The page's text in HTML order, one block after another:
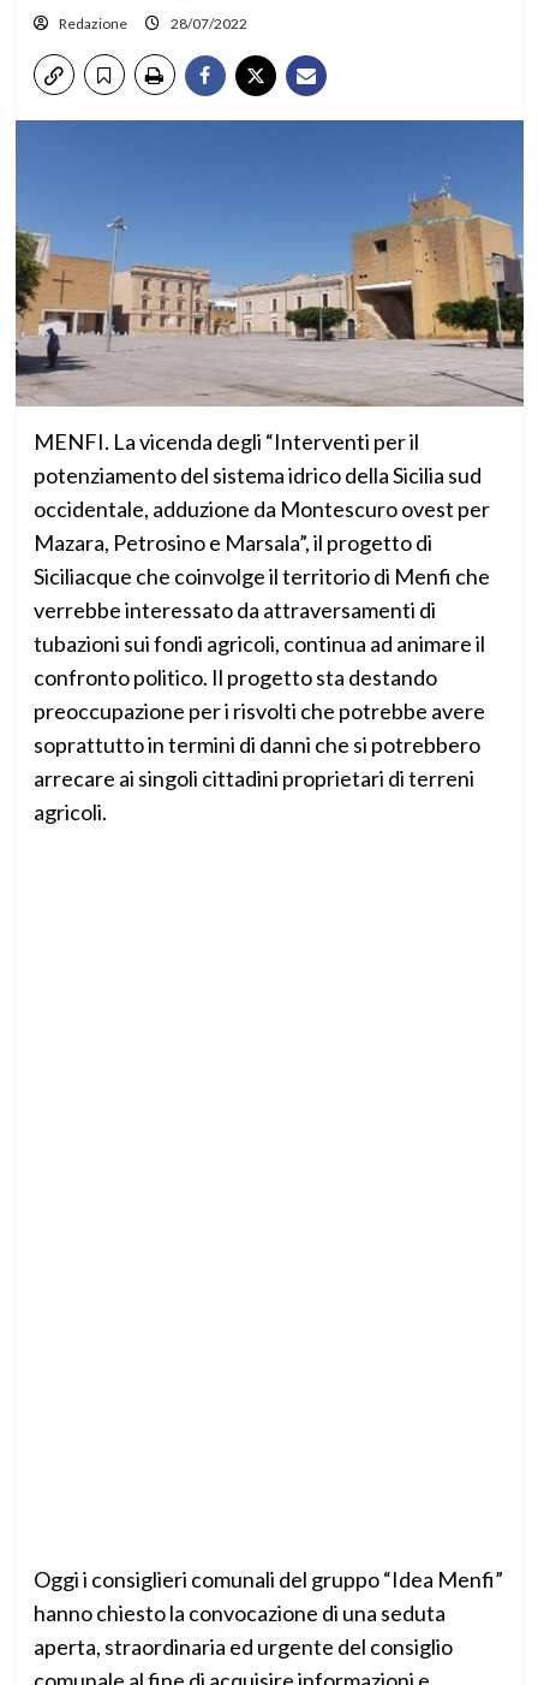
Redazione 28/07/2022
MENFI. La vicenda degli “Interventi per il
potenziamento del sistema idrico della Sicilia sud
occidentale, adduzione da Montescuro ovest per
Mazara, Petrosino e Marsala”, il progetto di
Siciliacque che coinvolge il territorio di Menfi che
verrebbe interessato da attraversamenti di
tubazioni sui fondi agricoli, continua ad animare il
confronto politico. Il progetto sta destando
preoccupazione per i risvolti che potrebbe avere
soprattutto in termini di danni che si potrebbero
arrecare ai singoli cittadini proprietari di terreni
agricoli.
Oggi i consiglieri comunali del gruppo “Idea Menfi”
hanno chiesto la convocazione di una seduta
aperta, straordinaria ed urgente del consiglio